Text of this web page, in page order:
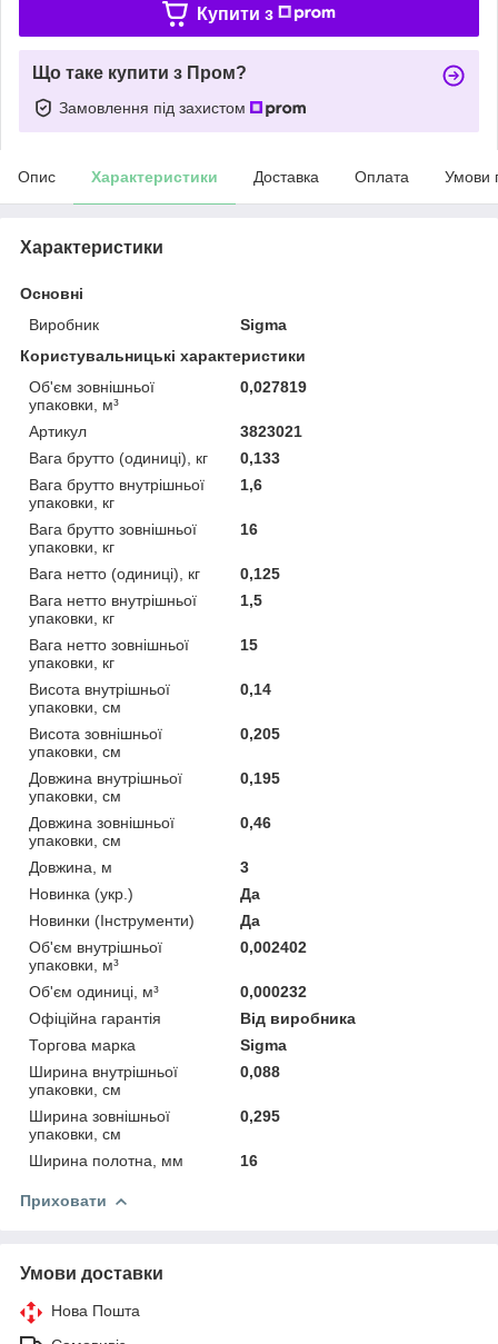
Купити з
Що таке купити з Пром?
Замовлення під захистом
Опис Характеристики Доставка Оплата Умови
Характеристики
Основні
Виробник
Sigma
Користувальницькі характеристики
Oб'єм зовнішньої
упаковки, м³
0,027819
Артикул
3823021
Вага брутто (одиниці), кг
0,133
Вага брутто внутрішньої
упаковки, кг
1,6
Вага брутто зовнішньої
упаковки, кг
16
Вага нетто (одиниці), кг
0,125
Вага нетто внутрішньої
упаковки, кг
1,5
Вага нетто зовнішньої
упаковки, кг
15
Висота внутрішньої
упаковки, см
0,14
Висота зовнішньої
упаковки, см
0,205
Довжина внутрішньої
упаковки, см
0,195
Довжина зовнішньої
упаковки, см
0,46
Довжина, м
3
Новинка (укр.)
Да
Новинки (Інструменти)
Да
Об'єм внутрішньої
упаковки, м³
0,002402
Об'єм одиниці, м³
0,000232
Офіційна гарантія
Від виробника
Торгова марка
Sigma
Ширина внутрішньої
упаковки, см
0,088
Ширина зовнішньої
упаковки, см
0,295
Ширина полотна, мм 16
Приховати
Умови доставки
Нова Пошта